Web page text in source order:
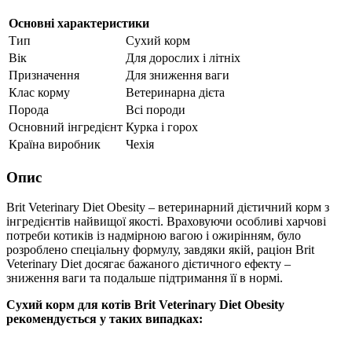
Основні характеристики
Тип
Сухий корм
Вік
Для дорослих і літніх
Призначення
Для зниження ваги
Клас корму
Ветеринарна дієта
Порода
Всі породи
Основний інгредієнт Курка і горох
Країна виробник
Чехія
Опис
Brit Veterinary Diet Obesity – ветеринарний дієтичний корм з
інгредієнтів найвищої якості. Враховуючи особливі харчові
потреби котиків із надмірною вагою і ожирінням, було
розроблено спеціальну формулу, завдяки якій, раціон Brit
Veterinary Diet досягає бажаного дієтичного ефекту –
зниження ваги та подальше підтримання її в нормі.
Сухий корм для котів Brit Veterinary Diet Obesity
рекомендується у таких випадках: